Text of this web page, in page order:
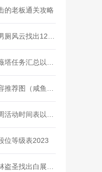
的老板通关攻略
位等级表2023